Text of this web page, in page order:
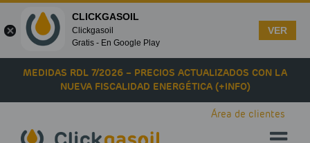
Skip to main content
MEDIDAS RDL 7/2026 – PRECIOS ACTUALIZADOS CON LA
NUEVA FISCALIDAD ENERGÉTICA (+INFO)
Área de clientes
CLICKGASOIL
Clickgasoil
Gratis - En Google Play
VER